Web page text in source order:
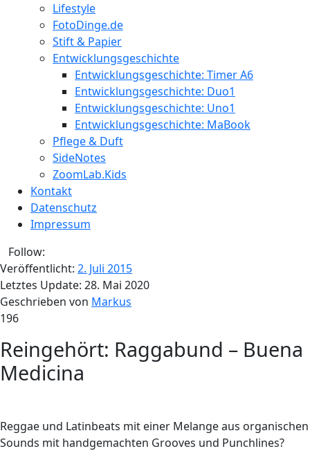
Lifestyle
FotoDinge.de
Stift & Papier
Entwicklungsgeschichte
Entwicklungsgeschichte: Timer A6
Entwicklungsgeschichte: Duo1
Entwicklungsgeschichte: Uno1
Entwicklungsgeschichte: MaBook
Pflege & Duft
SideNotes
ZoomLab.Kids
Kontakt
Datenschutz
Impressum
Follow:
Veröffentlicht: 2. Juli 2015
Letztes Update: 28. Mai 2020
Geschrieben von Markus
196
Reingehört: Raggabund – Buena
Medicina
Reggae und Latinbeats mit einer Melange aus organischen
Sounds mit handgemachten Grooves und Punchlines?